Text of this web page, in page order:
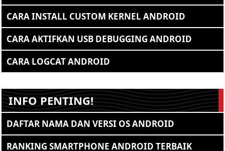
CARA INSTALL CUSTOM KERNEL ANDROID
CARA AKTIFKAN USB DEBUGGING ANDROID
CARA LOGCAT ANDROID
INFO PENTING!
DAFTAR NAMA DAN VERSI OS ANDROID
RANKING SMARTPHONE ANDROID TERBAIK